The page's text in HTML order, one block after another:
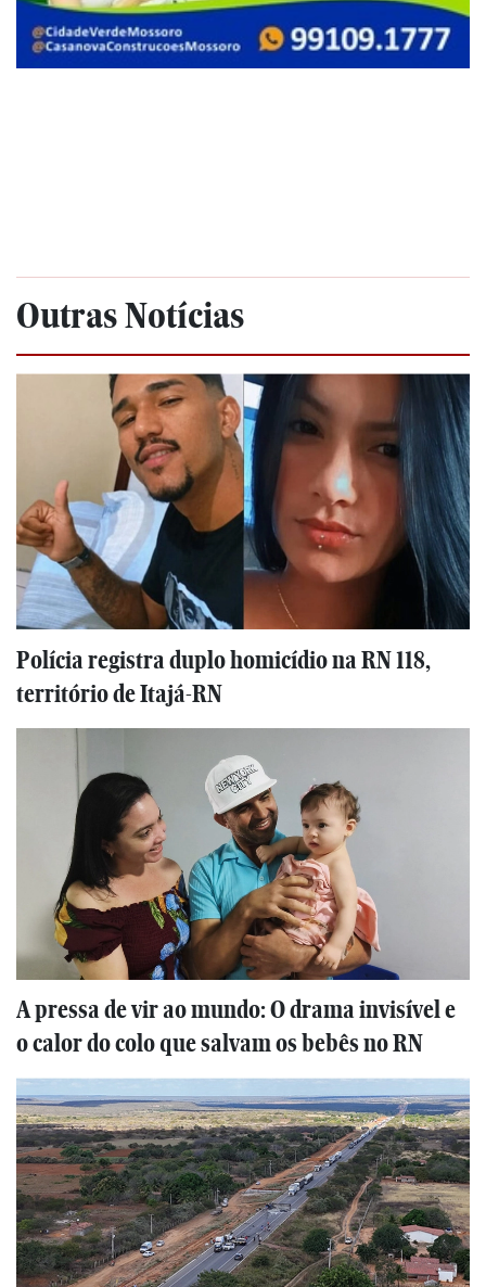
Outras Notícias
Polícia registra duplo homicídio na RN 118,
território de Itajá-RN
A pressa de vir ao mundo: O drama invisível e
o calor do colo que salvam os bebês no RN